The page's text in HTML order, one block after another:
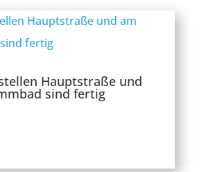
Hauptstraße und
sind fertig